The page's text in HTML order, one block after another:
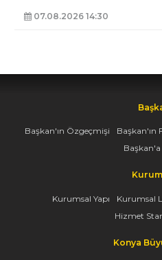
07.08.2026 14:30
Başkan'ın Özgeçmişi Başkan'ın
Başkan'a
Kurumsal Yapı Kurumsal
Hizmet
Konya